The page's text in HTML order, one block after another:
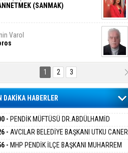
(SANMAK)
Varol
DNA Kuşaklararası
Biyolojik Faturası
Adıyaman
Bu Sahaya Sığmazam
Ali Çölük
1 2 3
DAKİKA HABERLER
- PENDİK MÜFTÜSÜ DR.ABDÜLHAMİD
BASIN MENSUPLARINI AĞIRLADI
- AVCILAR BELEDİYE BAŞKANI UTKU CANER
HAKKINDA TAHLİYE KARARI
- MHP PENDİK İLÇE BAŞKANI MUHARREM